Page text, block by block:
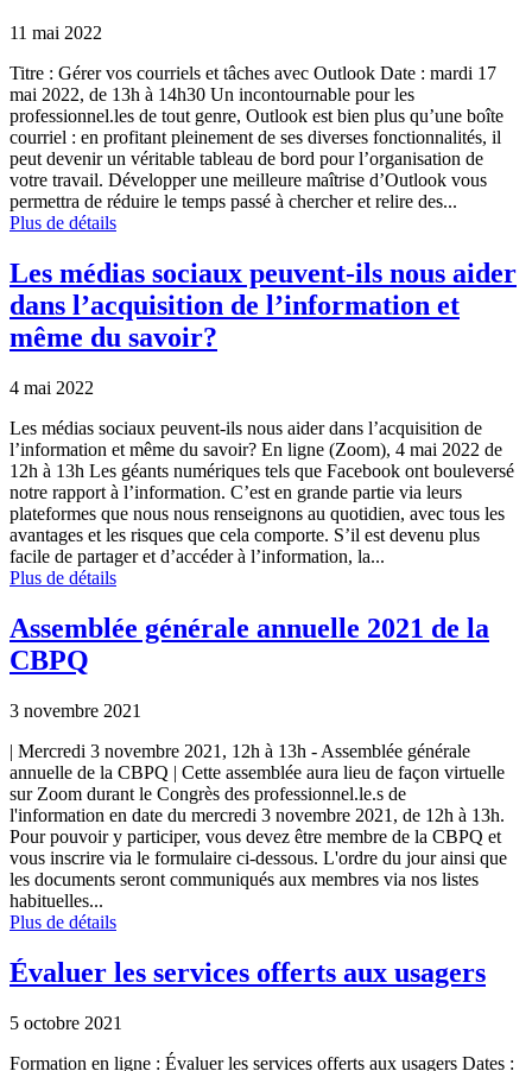
11 mai 2022
Titre : Gérer vos courriels et tâches avec Outlook Date : mardi 17
mai 2022, de 13h à 14h30 Un incontournable pour les
professionnel.les de tout genre, Outlook est bien plus qu’une boîte
courriel : en profitant pleinement de ses diverses fonctionnalités, il
peut devenir un véritable tableau de bord pour l’organisation de
votre travail. Développer une meilleure maîtrise d’Outlook vous
permettra de réduire le temps passé à chercher et relire des...
Plus de détails
Les médias sociaux peuvent-ils nous aider
dans l’acquisition de l’information et
même du savoir?
4 mai 2022
Les médias sociaux peuvent-ils nous aider dans l’acquisition de
l’information et même du savoir? En ligne (Zoom), 4 mai 2022 de
12h à 13h Les géants numériques tels que Facebook ont bouleversé
notre rapport à l’information. C’est en grande partie via leurs
plateformes que nous nous renseignons au quotidien, avec tous les
avantages et les risques que cela comporte. S’il est devenu plus
facile de partager et d’accéder à l’information, la...
Plus de détails
Assemblée générale annuelle 2021 de la
CBPQ
3 novembre 2021
| Mercredi 3 novembre 2021, 12h à 13h - Assemblée générale
annuelle de la CBPQ | Cette assemblée aura lieu de façon virtuelle
sur Zoom durant le Congrès des professionnel.le.s de
l'information en date du mercredi 3 novembre 2021, de 12h à 13h.
Pour pouvoir y participer, vous devez être membre de la CBPQ et
vous inscrire via le formulaire ci-dessous. L'ordre du jour ainsi que
les documents seront communiqués aux membres via nos listes
habituelles...
Plus de détails
Évaluer les services offerts aux usagers
5 octobre 2021
Formation en ligne : Évaluer les services offerts aux usagers Dates :